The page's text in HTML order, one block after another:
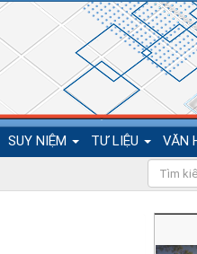
SUY NIỆM TƯ LIỆU VĂN